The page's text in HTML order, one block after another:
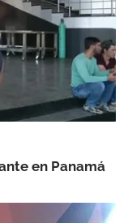
en Panamá